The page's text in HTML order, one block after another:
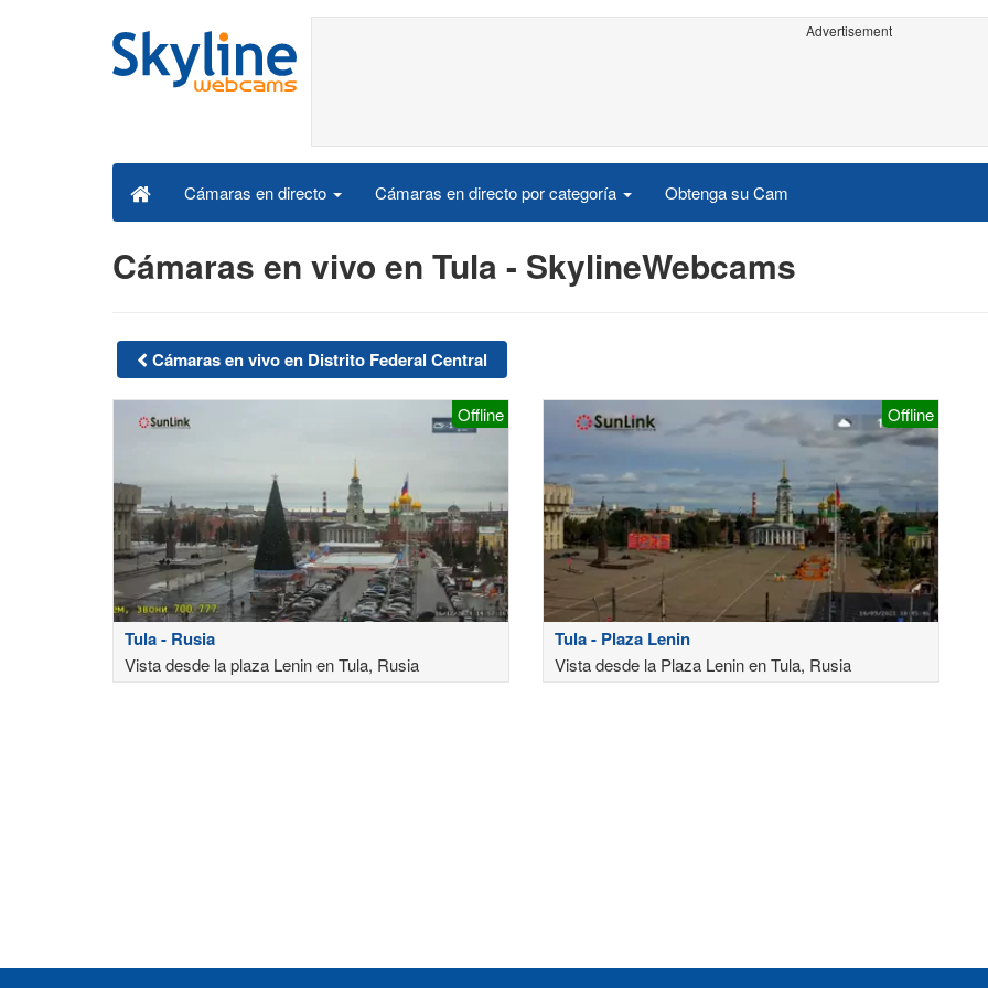
Advertisement
Cámaras en directo Cámaras en directo por categoría Obtenga su Cam
Cámaras en vivo en Tula - SkylineWebcams
Cámaras en vivo en Distrito Federal Central
Offline
Tula - Rusia
Vista desde la plaza Lenin en Tula, Rusia
Offline
Tula - Plaza Lenin
Vista desde la Plaza Lenin en Tula, Rusia